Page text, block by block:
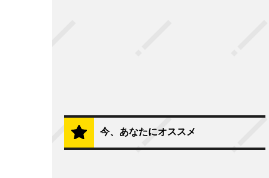
今、あなたにオススメ